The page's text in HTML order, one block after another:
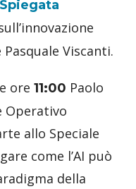
Viscanti.
ore11:00 Paolo
Operativo
allo Speciale
come l’AI può
della